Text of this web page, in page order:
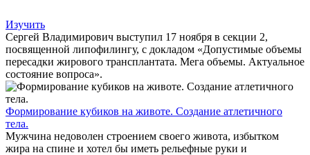
Изучить
Сергей Владимирович выступил 17 ноября в секции 2,
посвященной липофилингу, с докладом «Допустимые объемы
пересадки жирового трансплантата. Мега объемы. Актуальное
состояние вопроса».
Формирование кубиков на животе. Создание атлетичного
тела.
Мужчина недоволен строением своего живота, избытком
жира на спине и хотел бы иметь рельефные руки и